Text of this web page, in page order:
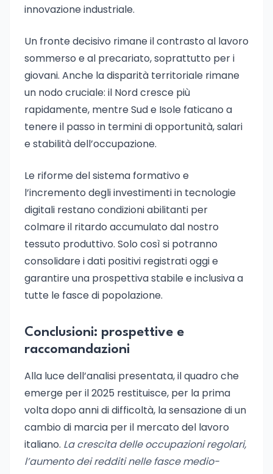
innovazione industriale.
Un fronte decisivo rimane il contrasto al lavoro
sommerso e al precariato, soprattutto per i
giovani. Anche la disparità territoriale rimane
un nodo cruciale: il Nord cresce più
rapidamente, mentre Sud e Isole faticano a
tenere il passo in termini di opportunità, salari
e stabilità dell’occupazione.
Le riforme del sistema formativo e
l’incremento degli investimenti in tecnologie
digitali restano condizioni abilitanti per
colmare il ritardo accumulato dal nostro
tessuto produttivo. Solo così si potranno
consolidare i dati positivi registrati oggi e
garantire una prospettiva stabile e inclusiva a
tutte le fasce di popolazione.
Conclusioni: prospettive e
raccomandazioni
Alla luce dell’analisi presentata, il quadro che
emerge per il 2025 restituisce, per la prima
volta dopo anni di difficoltà, la sensazione di un
cambio di marcia per il mercato del lavoro
italiano. La crescita delle occupazioni regolari,
l’aumento dei redditi nelle fasce medio-